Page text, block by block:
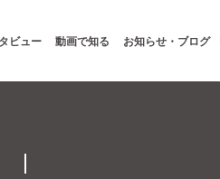
ビュー 動画で知る お知らせ・ブログ